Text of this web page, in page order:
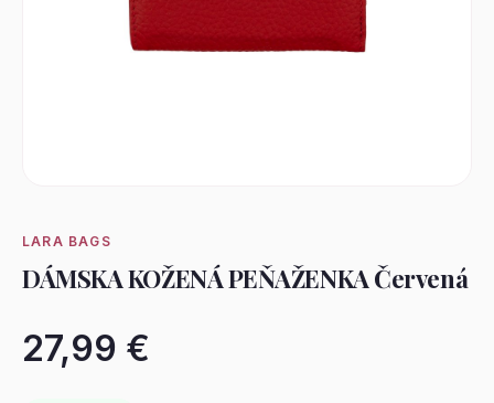
LARA BAGS
DÁMSKA KOŽENÁ PEŇAŽENKA Červená
27,99 €